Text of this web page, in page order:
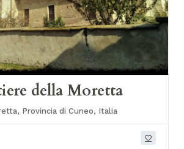
della Moretta
Provincia di Cuneo, Italia